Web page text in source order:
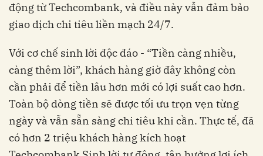
động từ Techcombank, và điều này vẫn đảm bảo
giao dịch chi tiêu liền mạch 24/7.
Với cơ chế sinh lời độc đáo - “Tiền càng nhiều,
càng thêm lời”, khách hàng giờ đây không còn
cần phải để tiền lâu hơn mới có lợi suất cao hơn.
Toàn bộ dòng tiền sẽ được tối ưu trọn vẹn từng
ngày và vẫn sẵn sàng chi tiêu khi cần. Thực tế, đã
có hơn 2 triệu khách hàng kích hoạt